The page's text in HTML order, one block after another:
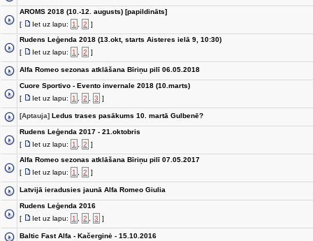
AROMS 2018 (10.-12. augusts) [papildināts]
[
Iet uz lapu: 1 2 ]
Rudens Leģenda 2018 (13.okt, starts Aisteres ielā 9, 10:30)
[
Iet uz lapu: 1 2 ]
Alfa Romeo sezonas atklāšana Bīriņu pilī 06.05.2018
Cuore Sportivo - Evento invernale 2018 (10.marts)
[
Iet uz lapu: 1 2 3 ]
[Aptauja] Ledus trases pasākums 10. martā Gulbenē?
Rudens Leģenda 2017 - 21.oktobris
[
Iet uz lapu: 1 2 ]
Alfa Romeo sezonas atklāšana Bīriņu pilī 07.05.2017
[
Iet uz lapu: 1 2 ]
Latvijā ieradusies jaunā Alfa Romeo Giulia
Rudens Leģenda 2016
[
Iet uz lapu: 1 2 3 ]
Baltic Fast Alfa - Kačerginė - 15.10.2016